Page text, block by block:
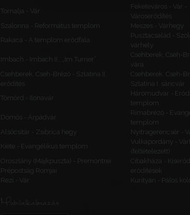
Tornalja - Vár
Feketeváros - Vár -
Városerődítés
Szalonna - Református templom
Meszes - Várhegy
Rakaca - A templom erődfala
Pusztacsalád -
várhely
Imbach - Imbach II., „Im Turner”
Csehberek, Cseh-
vára
Csehberek, Cseh-Brézó - Szlatina II.
erődítés
Csehberek, Cseh-
Szlatina I. sáncvár
Tömörd - Ilonavár
Háromudvar -
templom
Dömös - Árpádvár
Rimabrézó -
templom
Alsócsitár - Zsibrica hegy
Nyitragerencsér -
Kiéte - Evangélikus templom
Vulkapordány -
(feltételezett)
Oroszlány (Majkpuszta) - Premontrei
Prépostság Romjai
Cibakháza -
erődítések
Rezi - Vár
Kurityán - Pálos
Mobilalkalmazás